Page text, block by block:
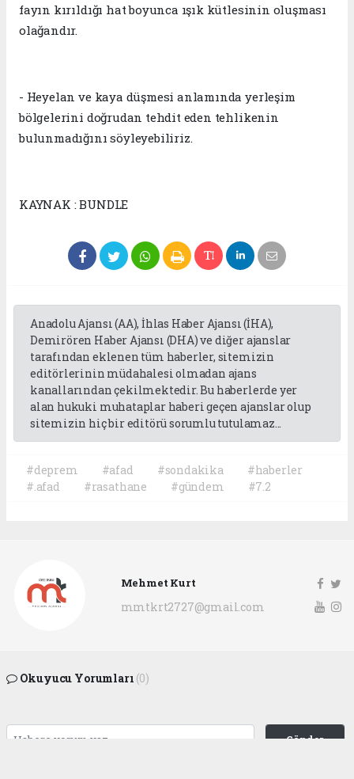
fayın kırıldığı hat boyunca ışık kütlesinin oluşması
olağandır.
- Heyelan ve kaya düşmesi anlamında yerleşim
bölgelerini doğrudan tehdit eden tehlikenin
bulunmadığını söyleyebiliriz.
KAYNAK : BUNDLE
Anadolu Ajansı (AA), İhlas Haber Ajansı (İHA),
Demirören Haber Ajansı (DHA) ve diğer ajanslar
tarafından eklenen tüm haberler, sitemizin
editörlerinin müdahalesi olmadan ajans
kanallarından çekilmektedir. Bu haberlerde yer
alan hukuki muhataplar haberi geçen ajanslar olup
sitemizin hiç bir editörü sorumlu tutulamaz...
#deprem #afad #sondakika
#haberler
#.afad
#rasathane #gündem #7.2
Mehmet Kurt
mmtkrt2727@gmail.com
Okuyucu Yorumları (0)
Gönder